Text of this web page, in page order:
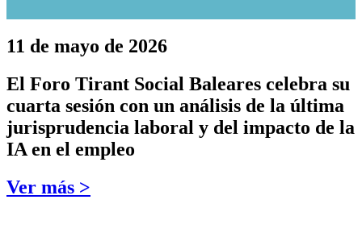
11 de mayo de 2026
El Foro Tirant Social Baleares celebra su
cuarta sesión con un análisis de la última
jurisprudencia laboral y del impacto de la
IA en el empleo
Ver más >